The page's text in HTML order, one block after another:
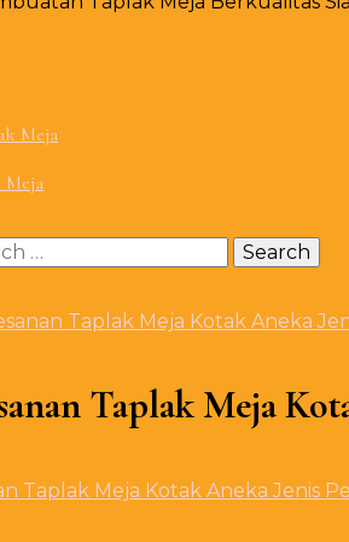
Meja
Meja
Taplak Meja Kotak Aneka
Taplak Meja